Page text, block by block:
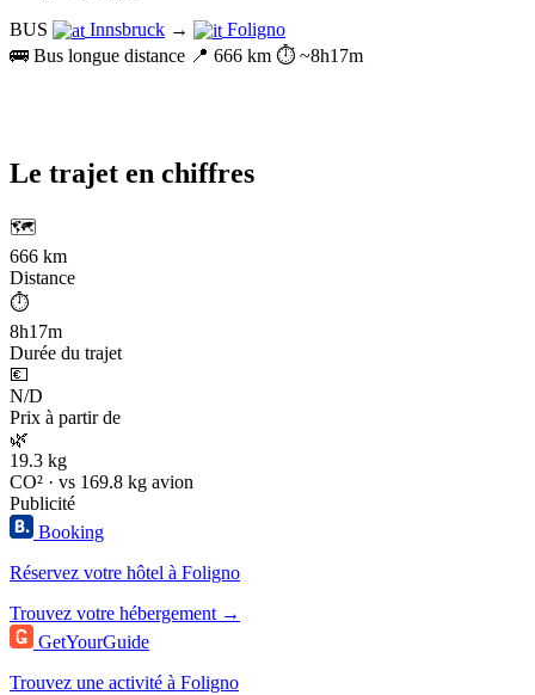
BUS
Innsbruck →
Foligno
🚌 Bus longue distance 📍 666 km ⏱️ ~8h17m
Le trajet en chiffres
🗺️
666 km
Distance
⏱️
8h17m
Durée du trajet
💶
N/D
Prix à partir de
🌿
19.3 kg
CO² · vs 169.8 kg avion
Publicité
Booking
Réservez votre hôtel à Foligno
Trouvez votre hébergement →
GetYourGuide
Trouvez une activité à Foligno